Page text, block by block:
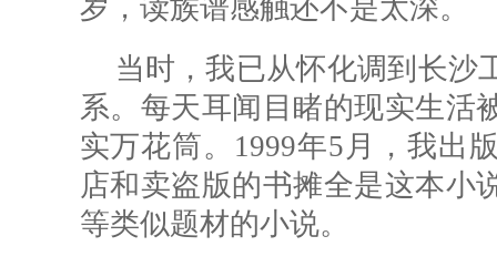
岁，读族谱感触还不是太深。
当时，我已从怀化调到长沙
系。每天耳闻目睹的现实生活
实万花筒。1999年5月，我出
店和卖盗版的书摊全是这本小
等类似题材的小说。